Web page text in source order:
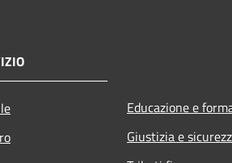
Educazione e
Giustizia e